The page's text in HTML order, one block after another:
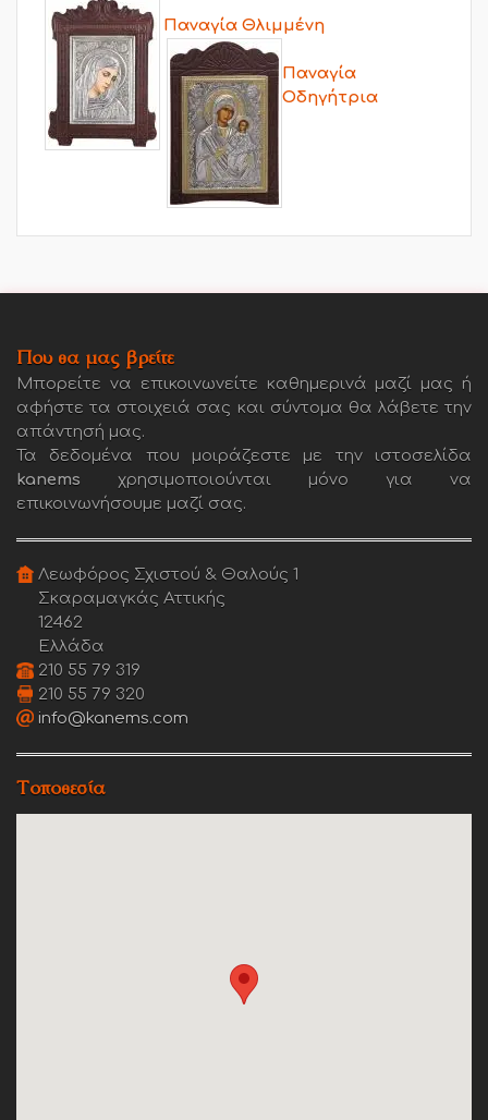
Παναγία Θλιμμένη
Παναγία
Οδηγήτρια
Που θα μας βρείτε
Μπορείτε να επικοινωνείτε καθημερινά μαζί μας ή
αφήστε τα στοιχειά σας και σύντομα θα λάβετε την
απάντησή μας.
Τα δεδομένα που μοιράζεστε με την ιστοσελίδα
kanems χρησιμοποιούνται μόνο για να
επικοινωνήσουμε μαζί σας.
Λεωφόρος Σχιστού & Θαλούς 1
Σκαραμαγκάς Αττικής
12462
Ελλάδα
210 55 79 319
210 55 79 320
info@kanems.com
Τοποθεσία